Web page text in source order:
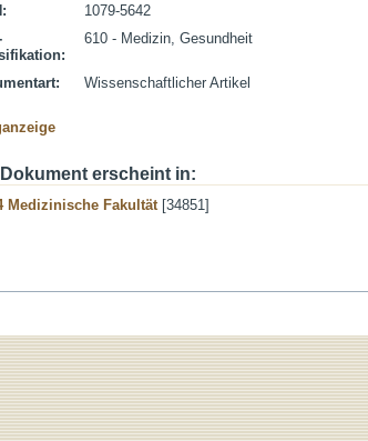
1079-5642
610 - Medizin, Gesundheit
Wissenschaftlicher Artikel
Dokument erscheint in:
Medizinische Fakultät[34851]